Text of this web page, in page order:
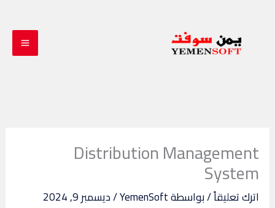
المحتوى
Distribution Management
System
اترك تعليقاً/ بواسطةYemenSoft
/ديسمبر 9, 2024